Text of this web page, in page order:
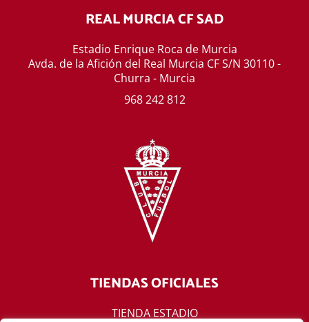
REAL MURCIA CF SAD
Estadio Enrique Roca de Murcia
Avda. de la Afición del Real Murcia CF S/N 30110 -
Churra - Murcia
968 242 812
TIENDAS OFICIALES
TIENDA ESTADIO